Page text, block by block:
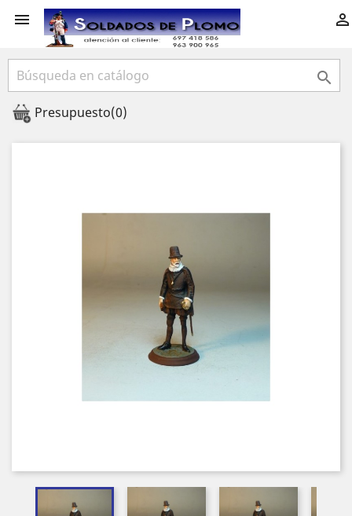
 

Presupuesto(0)